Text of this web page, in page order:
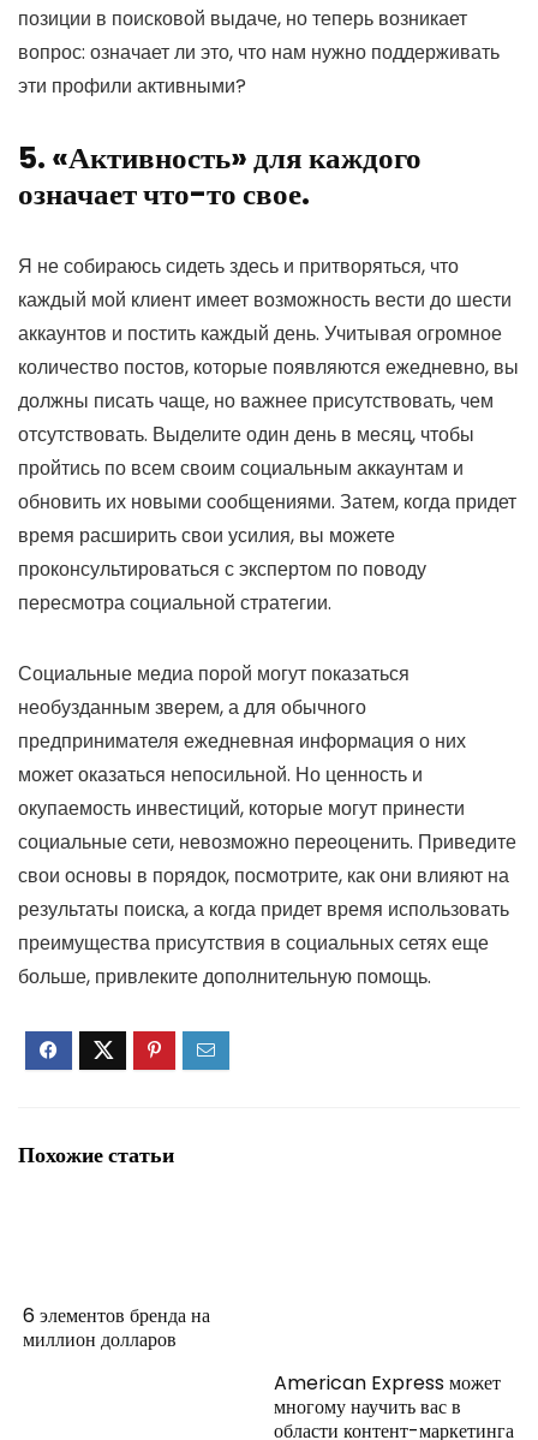
позиции в поисковой выдаче, но теперь возникает
вопрос: означает ли это, что нам нужно поддерживать
эти профили активными?
5. «Активность» для каждого
означает что-то свое.
Я не собираюсь сидеть здесь и притворяться, что
каждый мой клиент имеет возможность вести до шести
аккаунтов и постить каждый день. Учитывая огромное
количество постов, которые появляются ежедневно, вы
должны писать чаще, но важнее присутствовать, чем
отсутствовать. Выделите один день в месяц, чтобы
пройтись по всем своим социальным аккаунтам и
обновить их новыми сообщениями. Затем, когда придет
время расширить свои усилия, вы можете
проконсультироваться с экспертом по поводу
пересмотра социальной стратегии.
Социальные медиа порой могут показаться
необузданным зверем, а для обычного
предпринимателя ежедневная информация о них
может оказаться непосильной. Но ценность и
окупаемость инвестиций, которые могут принести
социальные сети, невозможно переоценить. Приведите
свои основы в порядок, посмотрите, как они влияют на
результаты поиска, а когда придет время использовать
преимущества присутствия в социальных сетях еще
больше, привлеките дополнительную помощь.
Похожие статьи
6 элементов бренда на
миллион долларов
American Express может
многому научить вас в
области контент-маркетинга